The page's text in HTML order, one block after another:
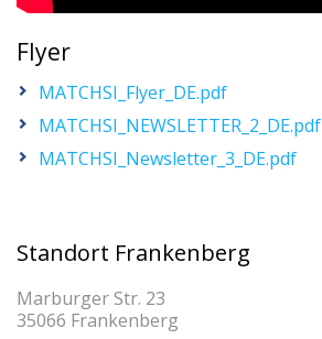
Flyer
MATCHSI_Flyer_DE.pdf
MATCHSI_NEWSLETTER_2_DE.pdf
MATCHSI_Newsletter_3_DE.pdf
Standort Frankenberg
Marburger Str. 23
35066 Frankenberg